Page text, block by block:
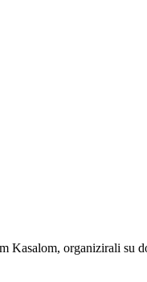
Kasalom, organizirali